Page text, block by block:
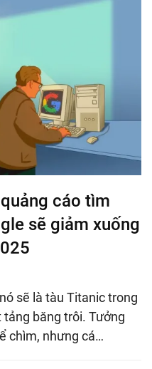
cáo tìm
sẽ giảm xuống
sẽ là tàu Titanic trong
băng trôi. Tưởng
chìm, nhưng cá…